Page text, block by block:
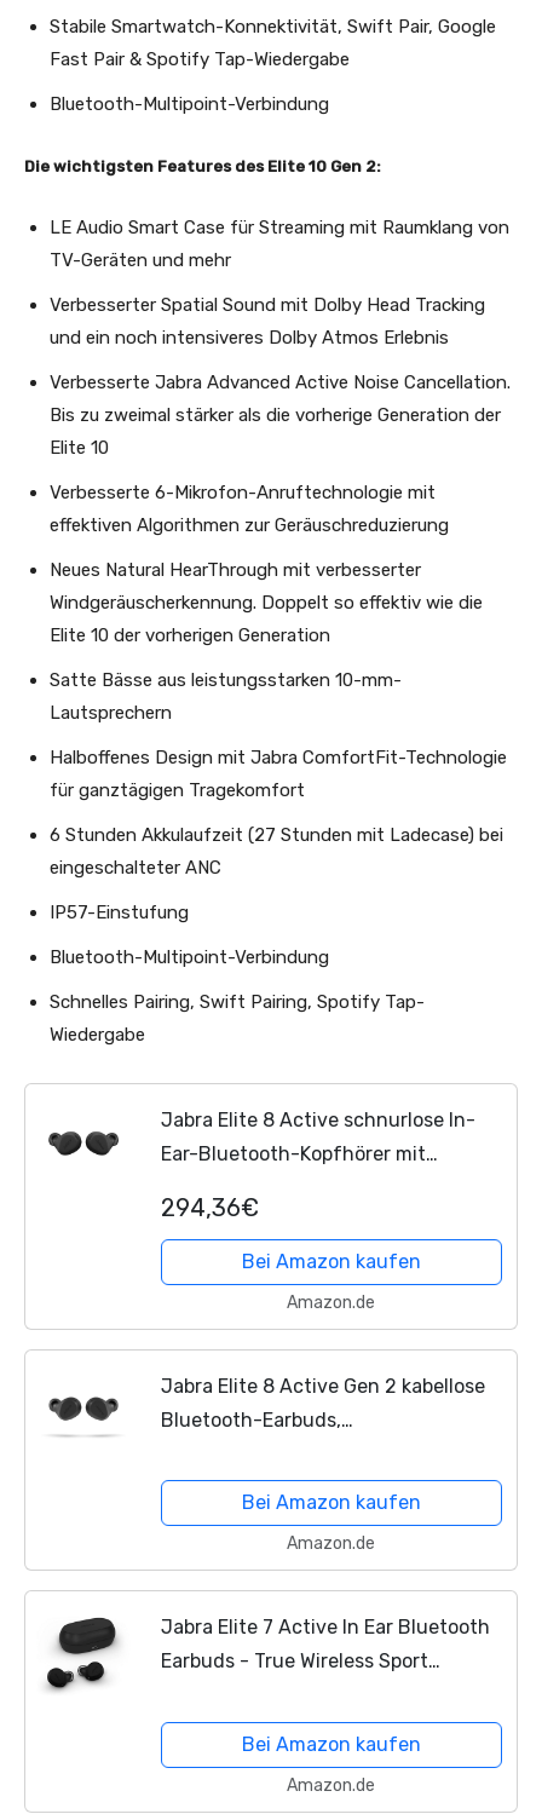
Stabile Smartwatch-Konnektivität, Swift Pair, Google
Fast Pair & Spotify Tap-Wiedergabe
Bluetooth-Multipoint-Verbindung
Die wichtigsten Features des Elite 10 Gen 2:
LE Audio Smart Case für Streaming mit Raumklang von
TV-Geräten und mehr
Verbesserter Spatial Sound mit Dolby Head Tracking
und ein noch intensiveres Dolby Atmos Erlebnis
Verbesserte Jabra Advanced Active Noise Cancellation.
Bis zu zweimal stärker als die vorherige Generation der
Elite 10
Verbesserte 6-Mikrofon-Anruftechnologie mit
effektiven Algorithmen zur Geräuschreduzierung
Neues Natural HearThrough mit verbesserter
Windgeräuscherkennung. Doppelt so effektiv wie die
Elite 10 der vorherigen Generation
Satte Bässe aus leistungsstarken 10-mm-
Lautsprechern
Halboffenes Design mit Jabra ComfortFit-Technologie
für ganztägigen Tragekomfort
6 Stunden Akkulaufzeit (27 Stunden mit Ladecase) bei
eingeschalteter ANC
IP57-Einstufung
Bluetooth-Multipoint-Verbindung
Schnelles Pairing, Swift Pairing, Spotify Tap-
Wiedergabe
Jabra Elite 8 Active schnurlose In-
Ear-Bluetooth-Kopfhörer mit
Geräuschunterdrückung (ANC) und 6
eingebauten Mikrofonen, Wasser-...
294,36€
Bei Amazon kaufen
Amazon.de
Jabra Elite 8 Active Gen 2 kabellose
Bluetooth-Earbuds,
Audio-Smartcase, sichere In-Ear-
Passform, HearThrough-Modus,...
Bei Amazon kaufen
Amazon.de
Jabra Elite 7 Active In Ear Bluetooth
Earbuds - True Wireless Sport
Halt und anpassbarer, aktiver
Geräuscheunterdrückung -...
Bei Amazon kaufen
Amazon.de